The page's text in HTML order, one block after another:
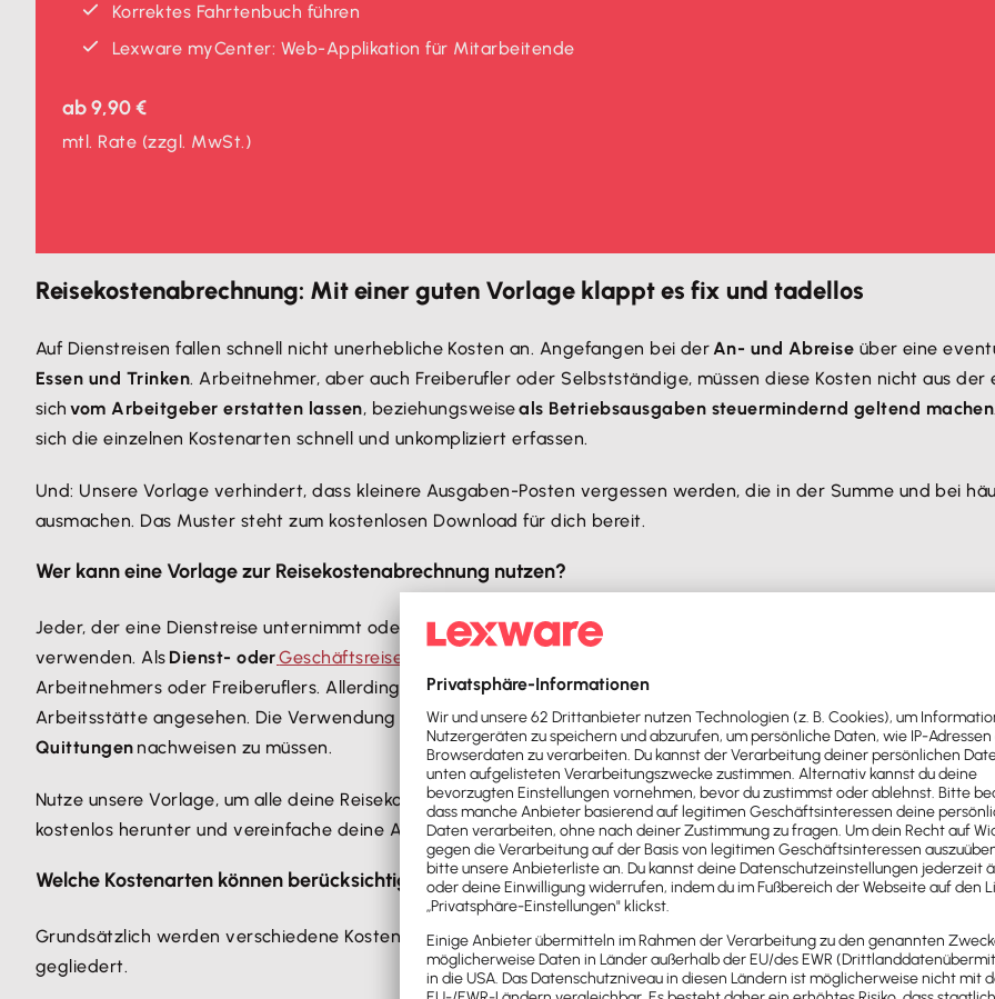
Korrektes Fahrtenbuch führen
Lexware myCenter: Web-Applikation für Mitarbeitende
ab9,90 €
mtl. Rate (zzgl. MwSt.)
Reisekostenabrechnung: Mit einer guten Vorlage klappt es fix und tadellos
Auf Dienstreisen fallen schnell nicht unerhebliche Kosten an. Angefangen bei derAn- und Abreise über eine
Essen und Trinken. Arbeitnehmer, aber auch Freiberufler oder Selbstständige, müssen diese Kosten nicht aus
sichvom Arbeitgeber erstatten lassen, beziehungsweiseals Betriebsausgaben steuermindernd geltend machen
sich die einzelnen Kostenarten schnell und unkompliziert erfassen.
Und: Unsere Vorlage verhindert, dass kleinere Ausgaben-Posten vergessen werden, die in der Summe und bei
ausmachen. Das Muster steht zum kostenlosen Download für dich bereit.
Wer kann eine Vorlage zur Reisekostenabrechnung nutzen?
Jeder, der eine Dienstreise unternimmt oder unternehmen muss, kann für die anschließende Auflistung der
verwenden. Als Dienst- oderGeschäftsreise
gilt eine Tätigkeit immer dann, wenn der Arbeitsort deutlich weiter
Arbeitnehmers oder Freiberuflers. Allerdings greift diese Definition nur bis zu einer Frist von drei Monaten: Ab
Arbeitsstätte angesehen. Die Verwendung einer Vorlage zur Reisekostenabrechnung entbindet jedoch nicht von
Quittungen nachweisen zu müssen.
Nutze unsere Vorlage, um alle deine Reisekosten, inklusive Fahrtkosten, Übernachtung, Verpflegung,
kostenlos herunter und vereinfache deine Abrechnungsprozesse!
Welche Kostenarten können berücksichtigt werden?
Grundsätzlich werden verschiedene Kostenarten unterschieden, die bei jeder Dienstreise anfallen können. Diese
gegliedert.